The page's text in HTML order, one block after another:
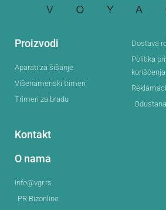
Proizvodi
Aparati za šišanje
Višenamenski trimeri
Trimeri za bradu
Dostava
Politika
korišćenja
Kontakt
O nama
info@vgr.rs
PR Bizonline